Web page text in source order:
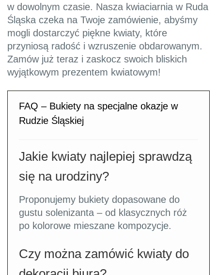
w dowolnym czasie. Nasza kwiaciarnia w Ruda
Śląska czeka na Twoje zamówienie, abyśmy
mogli dostarczyć piękne kwiaty, które
przyniosą radość i wzruszenie obdarowanym.
Zamów już teraz i zaskocz swoich bliskich
wyjątkowym prezentem kwiatowym!
FAQ – Bukiety na specjalne okazje w
Rudzie Śląskiej
Jakie kwiaty najlepiej sprawdzą
się na urodziny?
Proponujemy bukiety dopasowane do
gustu solenizanta – od klasycznych róż
po kolorowe mieszane kompozycje.
Czy można zamówić kwiaty do